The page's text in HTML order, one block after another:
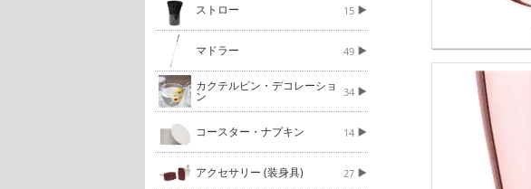
ストロー 15
マドラー 49
カクテルピン・デコレーショ
ン 34
コースター・ナプキン 14
アクセサリー (装身具) 27